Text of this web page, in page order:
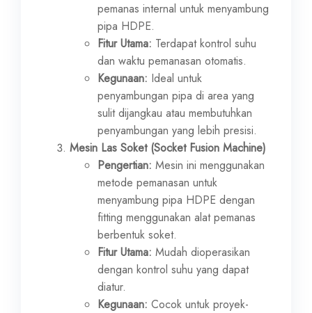
pemanas internal untuk menyambung
pipa HDPE.
Fitur Utama: Terdapat kontrol suhu
dan waktu pemanasan otomatis.
Kegunaan: Ideal untuk
penyambungan pipa di area yang
sulit dijangkau atau membutuhkan
penyambungan yang lebih presisi.
Mesin Las Soket (Socket Fusion Machine)
Pengertian: Mesin ini menggunakan
metode pemanasan untuk
menyambung pipa HDPE dengan
fitting menggunakan alat pemanas
berbentuk soket.
Fitur Utama: Mudah dioperasikan
dengan kontrol suhu yang dapat
diatur.
Kegunaan: Cocok untuk proyek-